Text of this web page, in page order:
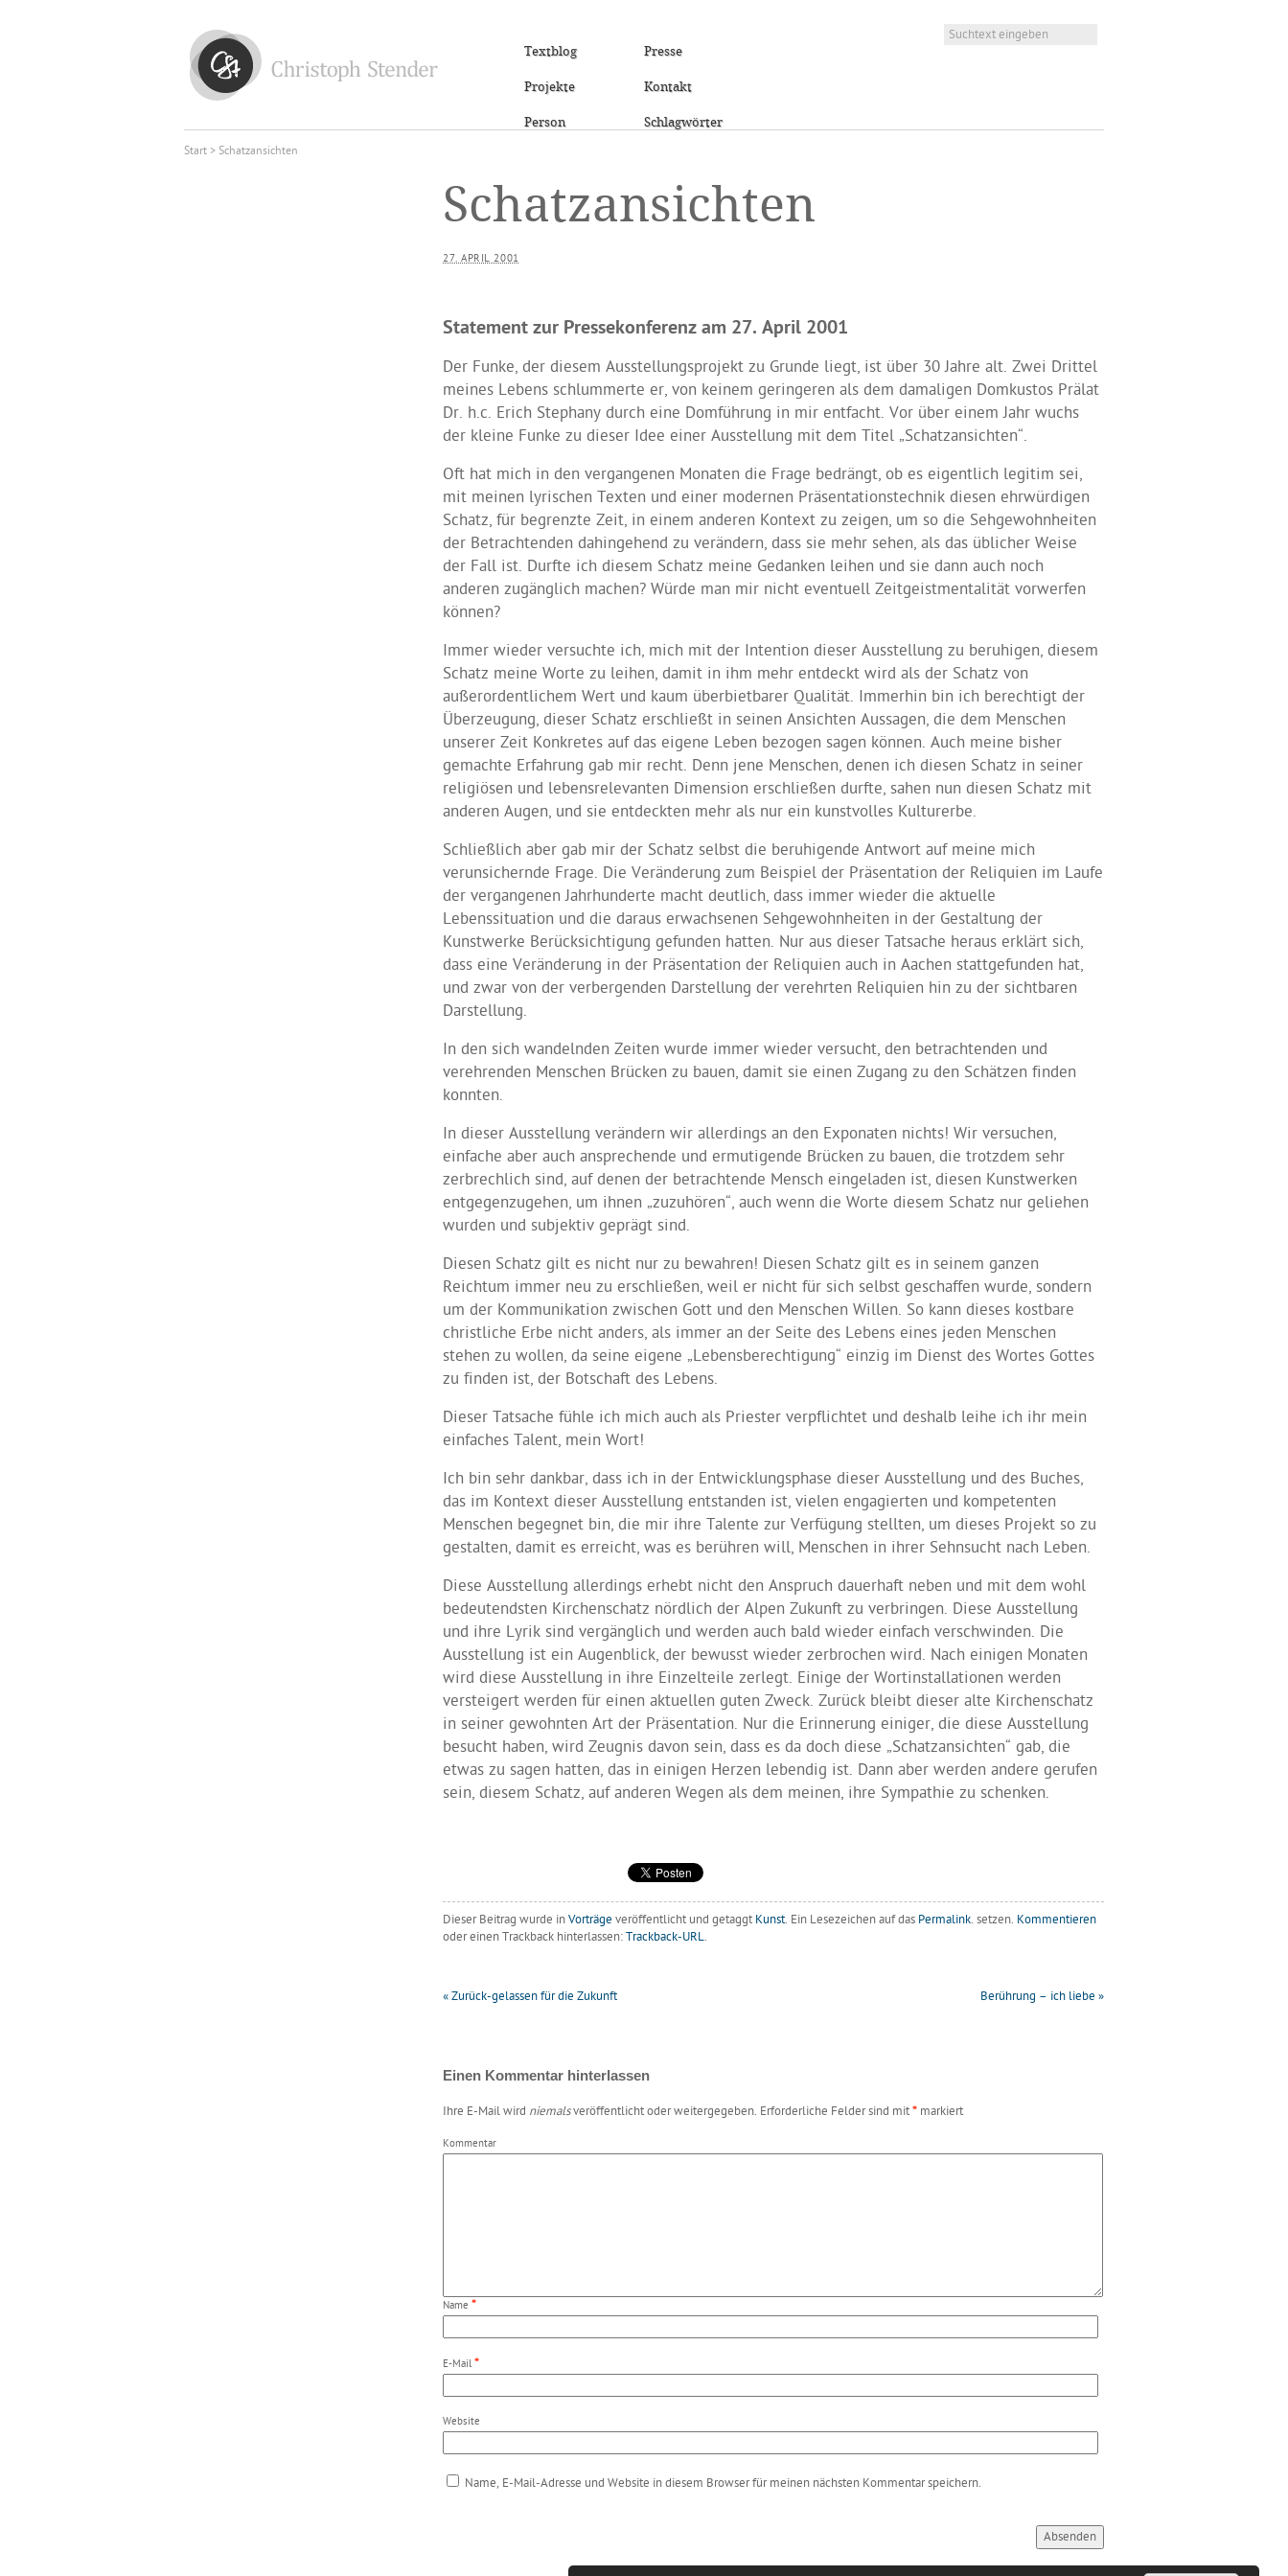
Textblog Presse
Projekte Kontakt
Person Schlagwörter
Start> Schatzansichten
Schatzansichten
27. APRIL 2001
Statement zur Pressekonferenz am 27. April 2001
Der Funke, der diesem Ausstellungsprojekt zu Grunde liegt, ist über 30 Jahre alt. Zwei Drittel
meines Lebens schlummerte er, von keinem geringeren als dem damaligen Domkustos Prälat
Dr. h.c. Erich Stephany durch eine Domführung in mir entfacht. Vor über einem Jahr wuchs
der kleine Funke zu dieser Idee einer Ausstellung mit dem Titel „Schatzansichten“.
Oft hat mich in den vergangenen Monaten die Frage bedrängt, ob es eigentlich legitim sei,
mit meinen lyrischen Texten und einer modernen Präsentationstechnik diesen ehrwürdigen
Schatz, für begrenzte Zeit, in einem anderen Kontext zu zeigen, um so die Sehgewohnheiten
der Betrachtenden dahingehend zu verändern, dass sie mehr sehen, als das üblicher Weise
der Fall ist. Durfte ich diesem Schatz meine Gedanken leihen und sie dann auch noch
anderen zugänglich machen? Würde man mir nicht eventuell Zeitgeistmentalität vorwerfen
können?
Immer wieder versuchte ich, mich mit der Intention dieser Ausstellung zu beruhigen, diesem
Schatz meine Worte zu leihen, damit in ihm mehr entdeckt wird als der Schatz von
außerordentlichem Wert und kaum überbietbarer Qualität. Immerhin bin ich berechtigt der
Überzeugung, dieser Schatz erschließt in seinen Ansichten Aussagen, die dem Menschen
unserer Zeit Konkretes auf das eigene Leben bezogen sagen können. Auch meine bisher
gemachte Erfahrung gab mir recht. Denn jene Menschen, denen ich diesen Schatz in seiner
religiösen und lebensrelevanten Dimension erschließen durfte, sahen nun diesen Schatz mit
anderen Augen, und sie entdeckten mehr als nur ein kunstvolles Kulturerbe.
Schließlich aber gab mir der Schatz selbst die beruhigende Antwort auf meine mich
verunsichernde Frage. Die Veränderung zum Beispiel der Präsentation der Reliquien im Laufe
der vergangenen Jahrhunderte macht deutlich, dass immer wieder die aktuelle
Lebenssituation und die daraus erwachsenen Sehgewohnheiten in der Gestaltung der
Kunstwerke Berücksichtigung gefunden hatten. Nur aus dieser Tatsache heraus erklärt sich,
dass eine Veränderung in der Präsentation der Reliquien auch in Aachen stattgefunden hat,
und zwar von der verbergenden Darstellung der verehrten Reliquien hin zu der sichtbaren
Darstellung.
In den sich wandelnden Zeiten wurde immer wieder versucht, den betrachtenden und
verehrenden Menschen Brücken zu bauen, damit sie einen Zugang zu den Schätzen finden
konnten.
In dieser Ausstellung verändern wir allerdings an den Exponaten nichts! Wir versuchen,
einfache aber auch ansprechende und ermutigende Brücken zu bauen, die trotzdem sehr
zerbrechlich sind, auf denen der betrachtende Mensch eingeladen ist, diesen Kunstwerken
entgegenzugehen, um ihnen „zuzuhören“, auch wenn die Worte diesem Schatz nur geliehen
wurden und subjektiv geprägt sind.
Diesen Schatz gilt es nicht nur zu bewahren! Diesen Schatz gilt es in seinem ganzen
Reichtum immer neu zu erschließen, weil er nicht für sich selbst geschaffen wurde, sondern
um der Kommunikation zwischen Gott und den Menschen Willen. So kann dieses kostbare
christliche Erbe nicht anders, als immer an der Seite des Lebens eines jeden Menschen
stehen zu wollen, da seine eigene „Lebensberechtigung“ einzig im Dienst des Wortes Gottes
zu finden ist, der Botschaft des Lebens.
Dieser Tatsache fühle ich mich auch als Priester verpflichtet und deshalb leihe ich ihr mein
einfaches Talent, mein Wort!
Ich bin sehr dankbar, dass ich in der Entwicklungsphase dieser Ausstellung und des Buches,
das im Kontext dieser Ausstellung entstanden ist, vielen engagierten und kompetenten
Menschen begegnet bin, die mir ihre Talente zur Verfügung stellten, um dieses Projekt so zu
gestalten, damit es erreicht, was es berühren will, Menschen in ihrer Sehnsucht nach Leben.
Diese Ausstellung allerdings erhebt nicht den Anspruch dauerhaft neben und mit dem wohl
bedeutendsten Kirchenschatz nördlich der Alpen Zukunft zu verbringen. Diese Ausstellung
und ihre Lyrik sind vergänglich und werden auch bald wieder einfach verschwinden. Die
Ausstellung ist ein Augenblick, der bewusst wieder zerbrochen wird. Nach einigen Monaten
wird diese Ausstellung in ihre Einzelteile zerlegt. Einige der Wortinstallationen werden
versteigert werden für einen aktuellen guten Zweck. Zurück bleibt dieser alte Kirchenschatz
in seiner gewohnten Art der Präsentation. Nur die Erinnerung einiger, die diese Ausstellung
besucht haben, wird Zeugnis davon sein, dass es da doch diese „Schatzansichten“ gab, die
etwas zu sagen hatten, das in einigen Herzen lebendig ist. Dann aber werden andere gerufen
sein, diesem Schatz, auf anderen Wegen als dem meinen, ihre Sympathie zu schenken.
Dieser Beitrag wurde inVorträge veröffentlicht und getaggt Kunst. Ein Lesezeichen auf das Permalink. setzen. Kommentieren
oder einen Trackback hinterlassen:Trackback-URL.
«Zurück-gelassen für die Zukunft Berührung – ich liebe »
Einen Kommentar hinterlassen
Ihre E-Mail wird niemalsveröffentlicht oder weitergegeben. Erforderliche Felder sind mit* markiert
Kommentar
Name *
E-Mail *
Website
Name, E-Mail-Adresse und Website in diesem Browser für meinen nächsten Kommentar speichern.